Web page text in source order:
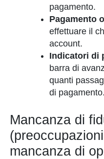
pagamento.
Pagamento
effettuare il
account.
Indicatori di
barra di
quanti
di pagamento.
Mancanza di
mancanza di